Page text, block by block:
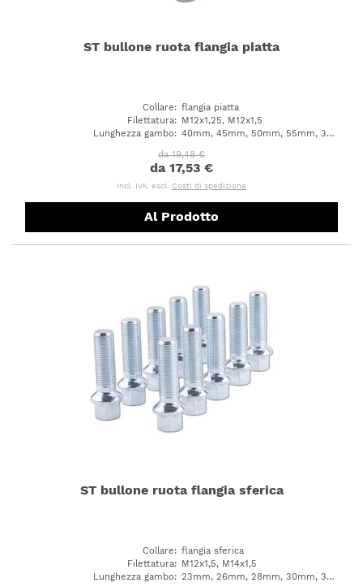
ST bullone ruota flangia piatta
Collare: flangia piatta
Filettatura:
M12x1,25, M12x1,5
Lunghezza gambo:
40mm, 45mm, 50mm, 55mm, 33mm, 37mm, 43mm, 48mm, 53mm, 35mm, 36mm, 41mm, 46mm, 51mm, 56mm
da 19,48 €
da 17,53 €
incl. IVA, escl. Costi di spedizione
Al Prodotto
ST bullone ruota flangia sferica
Collare: flangia sferica
Filettatura:
M12x1,5, M14x1,5
Lunghezza gambo:
23mm, 26mm, 28mm, 30mm, 32mm, 35mm, 37mm, 40mm, 45mm, 50mm, 55mm, 60mm, 27mm, 43mm, 47mm, 65mm, 52mm, 38mm, 48mm, 31mm, 57mm